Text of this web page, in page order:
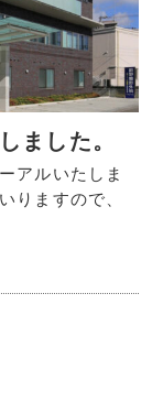
ました。
アルいたしま
りますので、